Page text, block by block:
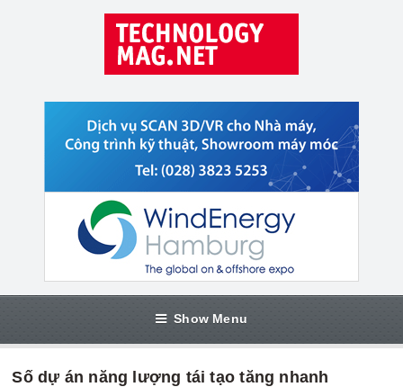
Show Menu
Số dự án năng lượng tái tạo tăng nhanh